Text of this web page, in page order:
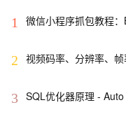
1 微信小程序抓包教程
2 视频码率、分辨率、
3 SQL优化器原理 -